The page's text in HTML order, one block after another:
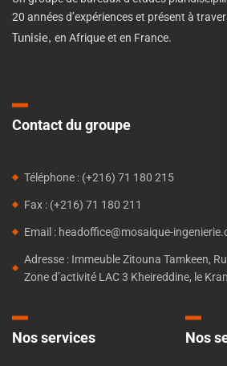
20 années d’expériences et présent à
Tunisie, en Afrique et en France.
Nos services Nos
Contact du groupe
Téléphone : (+216) 71 180 215
Fax : (+216) 71 180 211
Email : headoffice@mosaique-
Adresse : Immeuble Zitouna Tamkeen,
Zone d’activité LAC 3 Kheireddine, le